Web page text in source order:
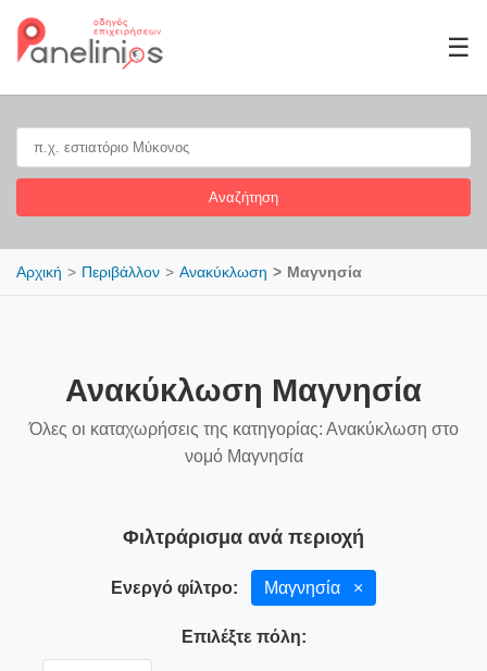
☰
Αναζήτηση
Αρχική Περιβάλλον Ανακύκλωση Μαγνησία
Ανακύκλωση Μαγνησία
Όλες οι καταχωρήσεις της κατηγορίας: Ανακύκλωση στο
νομό Μαγνησία
Φιλτράρισμα ανά περιοχή
Ενεργό φίλτρο: Μαγνησία ×
Επιλέξτε πόλη: